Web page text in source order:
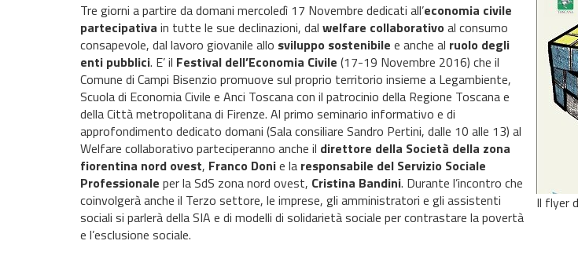
Il flyer
Tre giorni a partire da domani mercoledì 17 Novembre dedicati all’economia civile
partecipativa in tutte le sue declinazioni, dal welfare collaborativo al consumo
consapevole, dal lavoro giovanile allo sviluppo sostenibile e anche al ruolo degli
enti pubblici. E’ il Festival dell’Economia Civile (17-19 Novembre 2016) che il
Comune di Campi Bisenzio promuove sul proprio territorio insieme a Legambiente,
Scuola di Economia Civile e Anci Toscana con il patrocinio della Regione Toscana e
della Città metropolitana di Firenze. Al primo seminario informativo e di
approfondimento dedicato domani (Sala consiliare Sandro Pertini, dalle 10 alle 13) al
Welfare collaborativo parteciperanno anche il direttore della Società della zona
fiorentina nord ovest, Franco Donie la responsabile del Servizio Sociale
Professionale per la SdS zona nord ovest, Cristina Bandini. Durante l’incontro che
coinvolgerà anche il Terzo settore, le imprese, gli amministratori e gli assistenti
sociali si parlerà della SIA e di modelli di solidarietà sociale per contrastare la povertà
e l’esclusione sociale.